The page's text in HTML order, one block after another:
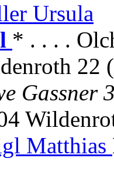
Ursula
* . . . .
22
Gassner
Matthias